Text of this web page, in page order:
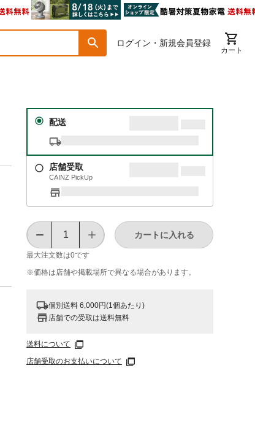
ログイン・新規会員登録
カート
配送
店舗受取
CAINZ PickUp
最大注文数は0です
カートに入れる
※価格は​店舗や​掲載場所で​異なる​場合が​あります。
個別送料 6,000円(1個あたり)
店舗での受取は送料無料
送料について
店舗受取のお支払いについて